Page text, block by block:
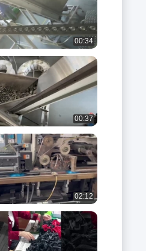
00:34
00:37
02:12